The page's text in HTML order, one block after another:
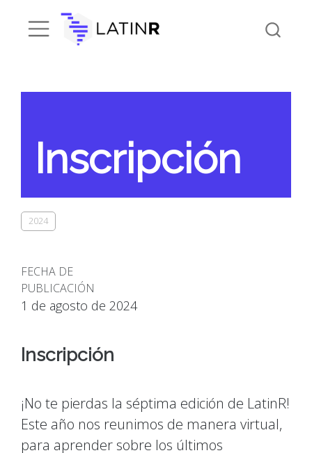
Inscripción
2024
FECHA DE
PUBLICACIÓN
1 de agosto de 2024
Inscripción
¡No te pierdas la séptima edición de LatinR!
Este año nos reunimos de manera virtual,
para aprender sobre los últimos